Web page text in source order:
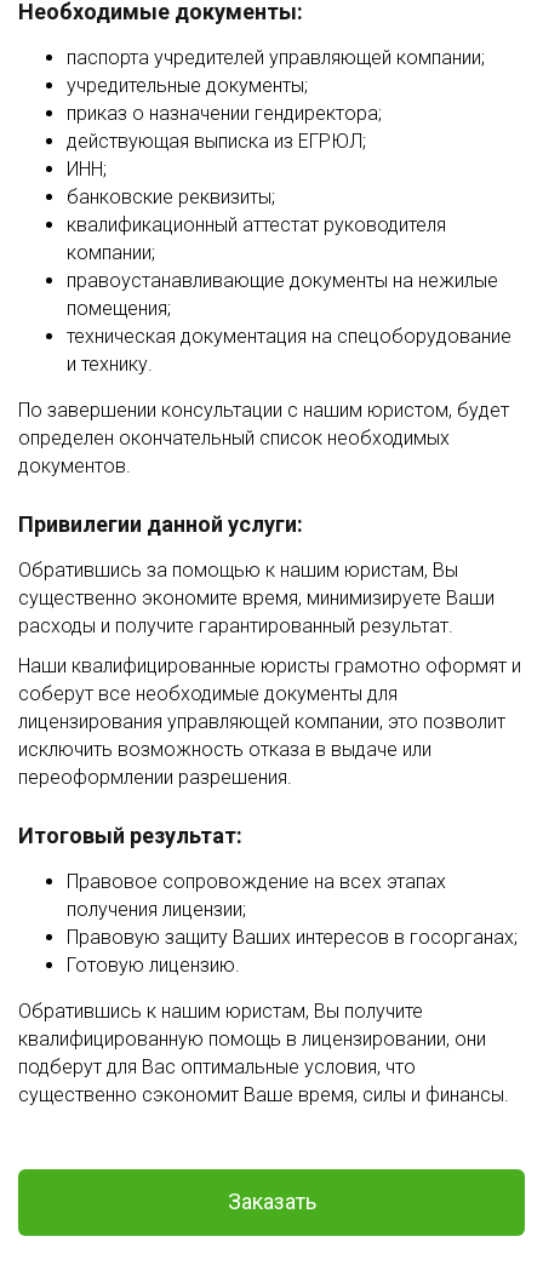
Необходимые документы:
паспорта учредителей управляющей компании;
учредительные документы;
приказ о назначении гендиректора;
действующая выписка из ЕГРЮЛ;
ИНН;
банковские реквизиты;
квалификационный аттестат руководителя
компании;
правоустанавливающие документы на нежилые
помещения;
техническая документация на спецоборудование
и технику.
По завершении консультации с нашим юристом, будет
определен окончательный список необходимых
документов.
Привилегии данной услуги:
Обратившись за помощью к нашим юристам, Вы
существенно экономите время, минимизируете Ваши
расходы и получите гарантированный результат.
Наши квалифицированные юристы грамотно оформят и
соберут все необходимые документы для
лицензирования управляющей компании, это позволит
исключить возможность отказа в выдаче или
переоформлении разрешения.
Итоговый результат:
Правовое сопровождение на всех этапах
получения лицензии;
Правовую защиту Ваших интересов в госорганах;
Готовую лицензию.
Обратившись к нашим юристам, Вы получите
квалифицированную помощь в лицензировании, они
подберут для Вас оптимальные условия, что
существенно сэкономит Ваше время, силы и финансы.
Заказать